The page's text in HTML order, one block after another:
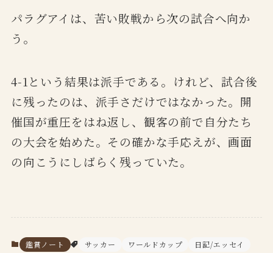
パラグアイは、苦い敗戦から次の試合へ向か
う。
4-1という結果は派手である。けれど、試合後
に残ったのは、派手さだけではなかった。開
催国が重圧をはね返し、観客の前で自分たち
の大会を始めた。その確かな手応えが、画面
の向こうにしばらく残っていた。
鑑賞ノート サッカー ワールドカップ 日記/エッセイ